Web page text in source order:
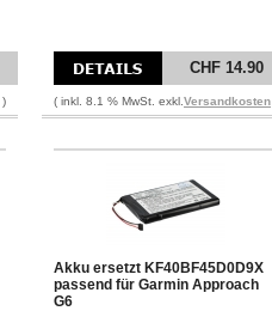
)
CHF 14.90
( inkl. 8.1 % MwSt. exkl. Versandkosten
Akku ersetzt KF40BF45D0D9X
passend für Garmin Approach
G6